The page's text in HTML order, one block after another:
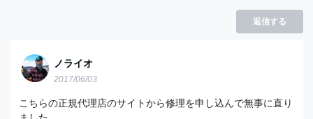
返信する
ノライオ
2017/06/03
こちらの正規代理店のサイトから修理を申し込んで無事に直り